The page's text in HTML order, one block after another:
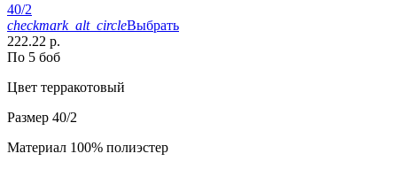
40/2
checkmark_alt_circleВыбрать
222.22 р.
По 5 боб
Цвет терракотовый
Размер 40/2
Материал 100% полиэстер